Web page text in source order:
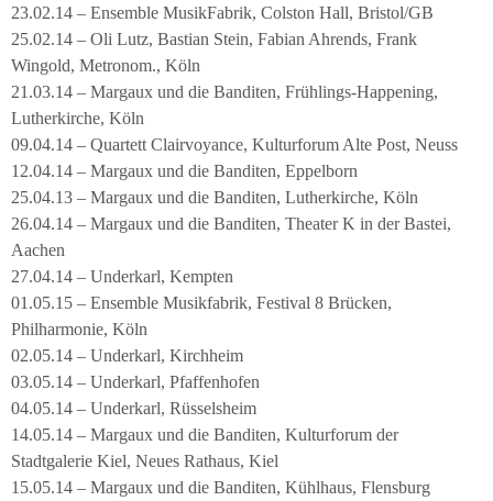
23.02.14 – Ensemble MusikFabrik, Colston Hall, Bristol/GB
25.02.14 – Oli Lutz, Bastian Stein, Fabian Ahrends, Frank
Wingold, Metronom., Köln
21.03.14 – Margaux und die Banditen, Frühlings-Happening,
Lutherkirche, Köln
09.04.14 – Quartett Clairvoyance, Kulturforum Alte Post, Neuss
12.04.14 – Margaux und die Banditen, Eppelborn
25.04.13 – Margaux und die Banditen, Lutherkirche, Köln
26.04.14 – Margaux und die Banditen, Theater K in der Bastei,
Aachen
27.04.14 – Underkarl, Kempten
01.05.15 – Ensemble Musikfabrik, Festival 8 Brücken,
Philharmonie, Köln
02.05.14 – Underkarl, Kirchheim
03.05.14 – Underkarl, Pfaffenhofen
04.05.14 – Underkarl, Rüsselsheim
14.05.14 – Margaux und die Banditen, Kulturforum der
Stadtgalerie Kiel, Neues Rathaus, Kiel
15.05.14 – Margaux und die Banditen, Kühlhaus, Flensburg